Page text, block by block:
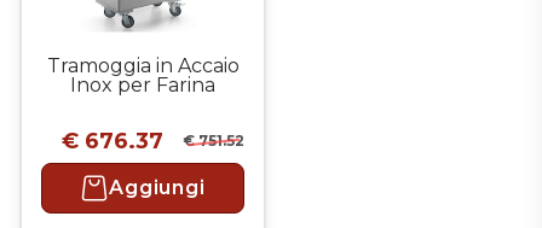
Tramoggia in Accaio
Inox per Farina
€ 676.37 € 751.52
Aggiungi